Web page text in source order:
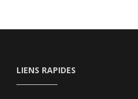
LIENS RAPIDES